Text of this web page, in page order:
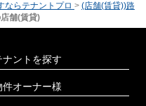
ならテナントプロ > (店舗(賃貸))路
舗(賃貸)
ナントを探す
件オーナー様